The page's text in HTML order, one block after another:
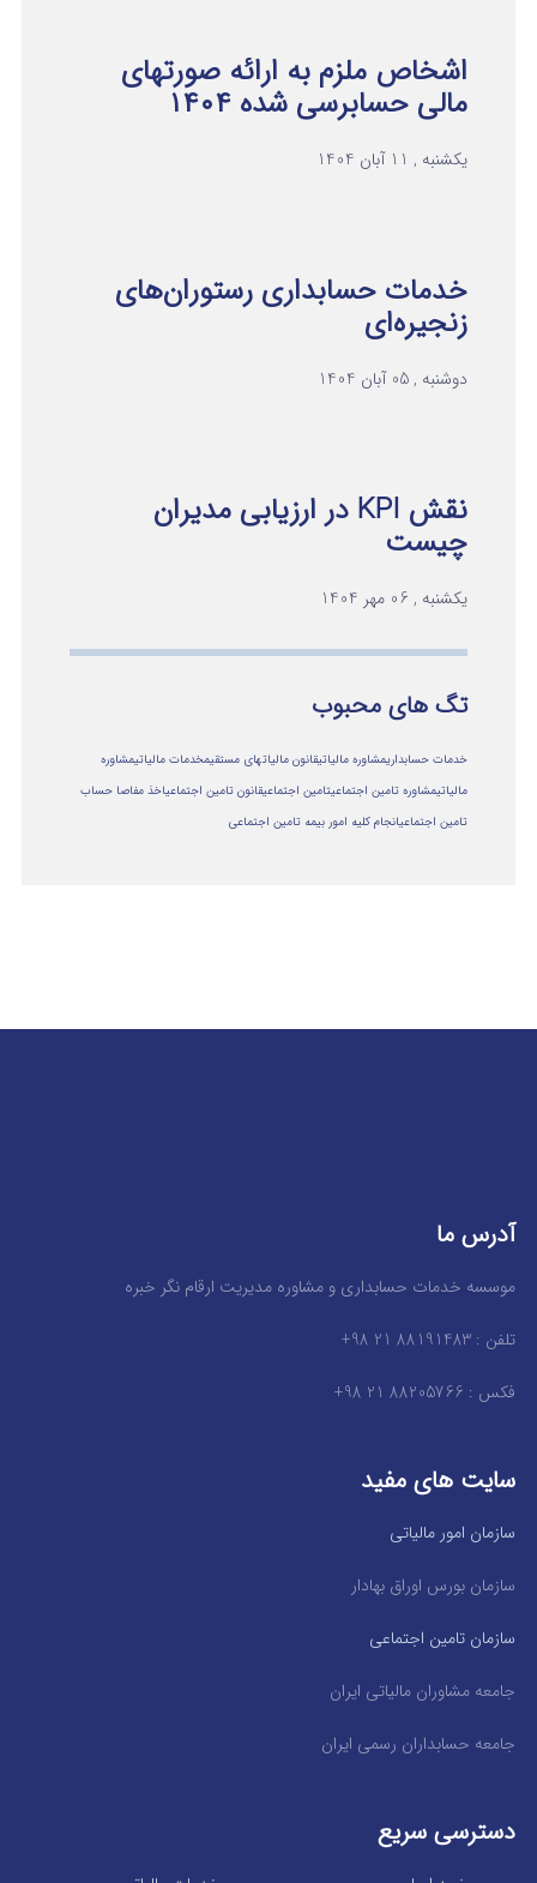
اشخاص ملزم به ارائه صورتهای
مالی حسابرسی شده ۱۴۰۴
یکشنبه , 11 آبان 1404
خدمات حسابداری رستوران‌های
زنجیره‌ای
دوشنبه , 05 آبان 1404
نقش KPI در ارزیابی مدیران
چیست
یکشنبه , 06 مهر 1404
تگ های محبوب
خدمات حسابداریمشاوره مالیاتیقانون مالیاتهای مستقیمخدمات مالیاتیمشاوره
مالياتيمشاوره تامین اجتماعیتامین اجتماعیقانون تامین اجتماعیاخذ مفاصا حساب
تامین اجتماعیانجام کلیه امور بیمه تامین اجتماعی
آدرس ما
موسسه خدمات حسابداری و مشاوره مدیریت ارقام نگر خبره
تلفن : 88191483 21 98+
فکس : 88205766 21 98+
سایت های مفید
سازمان امور مالیاتی
سازمان بورس اوراق بهادار
سازمان تامین اجتماعی
جامعه مشاوران مالیاتی ایران
جامعه حسابداران رسمی ایران
دسترسی سریع